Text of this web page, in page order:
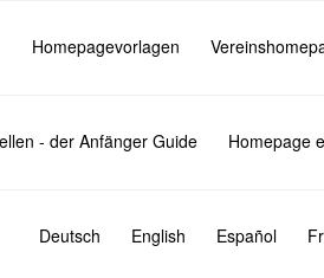
Homepagevorlagen
- der Anfänger Guide Homepage
Deutsch English Español